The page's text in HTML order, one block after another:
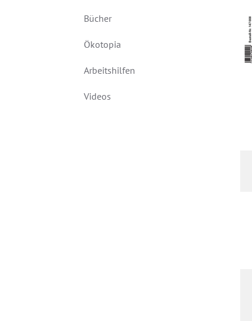
Bücher
Ökotopia
Arbeitshilfen
Videos